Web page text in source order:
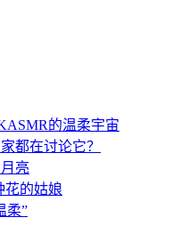
的温柔宇宙
都在讨论它？
亮
的姑娘
柔”